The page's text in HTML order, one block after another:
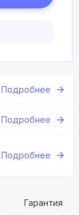
Подробнее
Подробнее
Подробнее
Гарантия